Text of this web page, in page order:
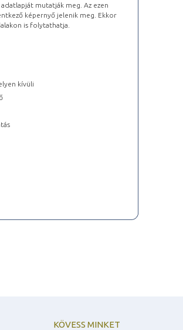
mutatják meg. Az ezen
képernyő jelenik meg. Ekkor
is folytathatja.
kívüli
KÖVESS MINKET